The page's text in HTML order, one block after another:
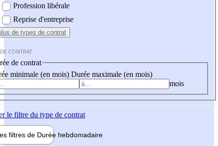
Profession libérale
Reprise d'entreprise
de types de contrat
CONTRAT
de contrat
minimale (en mois) Durée maximale (en mois)
mois
le filtre du type de contrat
filtres de Durée hebdomadaire